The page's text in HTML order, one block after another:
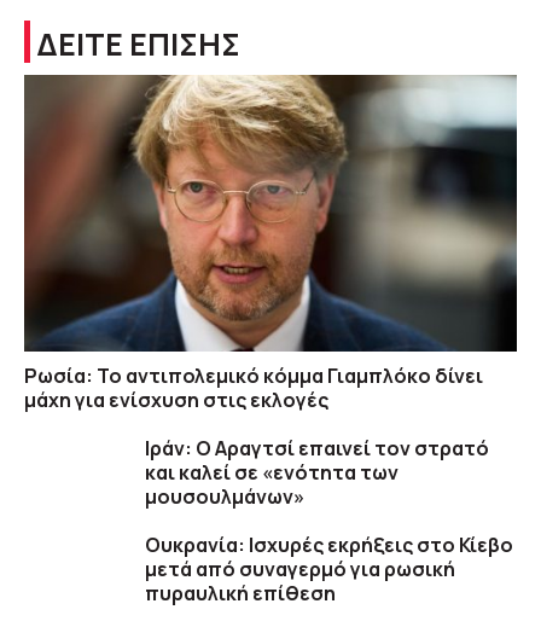
ΔΕΙΤΕ ΕΠΙΣΗΣ
Ρωσία: Το αντιπολεμικό κόμμα Γιαμπλόκο δίνει
μάχη για ενίσχυση στις εκλογές
Ιράν: Ο Αραγτσί επαινεί τον στρατό
και καλεί σε «ενότητα των
μουσουλμάνων»
Ουκρανία: Ισχυρές εκρήξεις στο Κίεβο
μετά από συναγερμό για ρωσική
πυραυλική επίθεση